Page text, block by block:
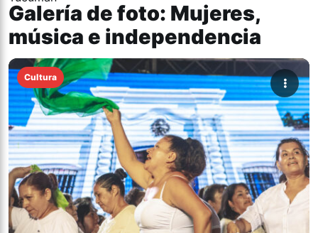
Galería de foto: Mujeres,
música e independencia
Cultura